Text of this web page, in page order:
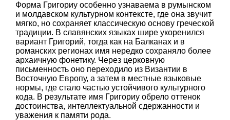
Форма Григориу особенно узнаваема в румынском
и молдавском культурном контексте, где она звучит
мягко, но сохраняет классическую основу греческой
традиции. В славянских языках шире укоренился
вариант Григорий, тогда как на Балканах и в
романских регионах имя нередко сохраняло более
архаичную фонетику. Через церковную
письменность оно переходило из Византии в
Восточную Европу, а затем в местные языковые
нормы, где стало частью устойчивого культурного
кода. В результате имя Григориу обрело оттенок
достоинства, интеллектуальной сдержанности и
уважения к памяти рода.